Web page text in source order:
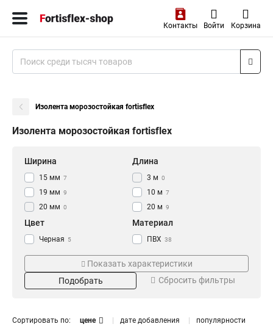
Контакты Войти Корзина
Изолента морозостойкая fortisflex
Изолента морозостойкая fortisflex
Ширина
15 мм 7
19 мм 9
20 мм 0
Длина
3 м 0
10 м 7
20 м 9
Цвет
Черная 5
Синяя 3
Белая 5
Желто-зеленая
Материал
ПВХ 38
ХБ 1
Показать характеристики
Подобрать
Сбросить фильтры
Сортировать по: цене дате добавления популярности